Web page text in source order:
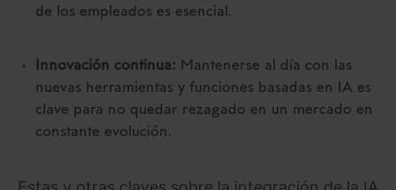
de los empleados es esencial.
Innovación continua: Mantenerse al día con las
nuevas herramientas y funciones basadas en IA es
clave para no quedar rezagado en un mercado en
constante evolución.